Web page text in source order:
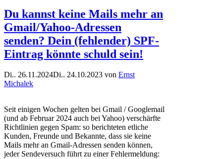
Du kannst keine Mails mehr an
Gmail/Yahoo-Adressen
senden? Dein (fehlender) SPF-
Eintrag könnte schuld sein!
Di.. 26.11.2024Di.. 24.10.2023 von Ernst
Michalek
Seit einigen Wochen gelten bei Gmail / Googlemail
(und ab Februar 2024 auch bei Yahoo) verschärfte
Richtlinien gegen Spam: so berichteten etliche
Kunden, Freunde und Bekannte, dass sie keine
Mails mehr an Gmail-Adressen senden können,
jeder Sendeversuch führt zu einer Fehlermeldung: